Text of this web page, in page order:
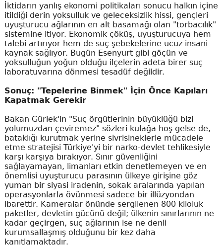
İktidarın yanlış ekonomi politikaları sonucu halkın içine
itildiği derin yoksulluk ve geleceksizlik hissi, gençleri
uyuşturucu ağlarının en alt basamağı olan "torbacılık"
sistemine itiyor. Ekonomik çöküş, uyuşturucuya hem
talebi artırıyor hem de suç şebekelerine ucuz insani
kaynak sağlıyor. Bugün Esenyurt gibi göçün ve
yoksulluğun yoğun olduğu ilçelerin adeta birer suç
laboratuvarına dönmesi tesadüf değildir.
Sonuç: "Tepelerine Binmek" İçin Önce Kapıları
Kapatmak Gerekir
Bakan Gürlek'in "Suç örgütlerinin büyüklüğü bizi
yolumuzdan çeviremez" sözleri kulağa hoş gelse de,
bataklığı kurutmak yerine sivrisineklerle mücadele
etme stratejisi Türkiye'yi bir narko-devlet tehlikesiyle
karşı karşıya bırakıyor. Sınır güvenliğini
sağlayamayan, limanları etkin denetlemeyen ve en
önemlisi uyuşturucu parasının ülkeye girişine göz
yuman bir siyasi iradenin, sokak aralarında yapılan
operasyonlarla övünmesi sadece bir illüzyondan
ibarettir. Kameralar önünde sergilenen 800 kiloluk
paketler, devletin gücünü değil; ülkenin sınırlarının ne
kadar geçirgen, suç ağlarının ise ne denli
kurumsallaşmış olduğunu bir kez daha
kanıtlamaktadır.